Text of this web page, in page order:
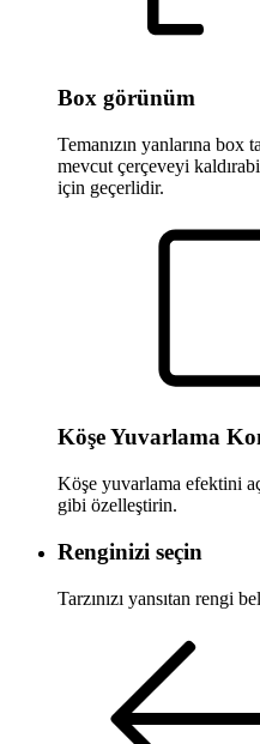
Box görünüm
Temanızın yanlarına box
mevcut çerçeveyi
için geçerlidir.
Köşe Yuvarlama
Köşe yuvarlama efektini
gibi özelleştirin.
Renginizi seçin
Tarzınızı yansıtan rengi